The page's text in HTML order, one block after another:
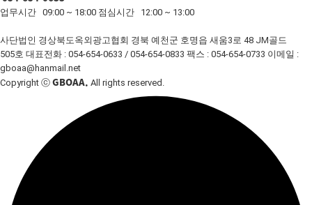
업무시간 09:00 ~ 18:00 점심시간 12:00 ~ 13:00
사단법인 경상북도옥외광고협회 경북 예천군 호명읍 새움3로 48 JM골드
505호 대표전화 : 054-654-0633 / 054-654-0833 팩스 : 054-654-0733 이메일 :
gboaa@hanmail.net
Copyright ⓒ GBOAA. All rights reserved.